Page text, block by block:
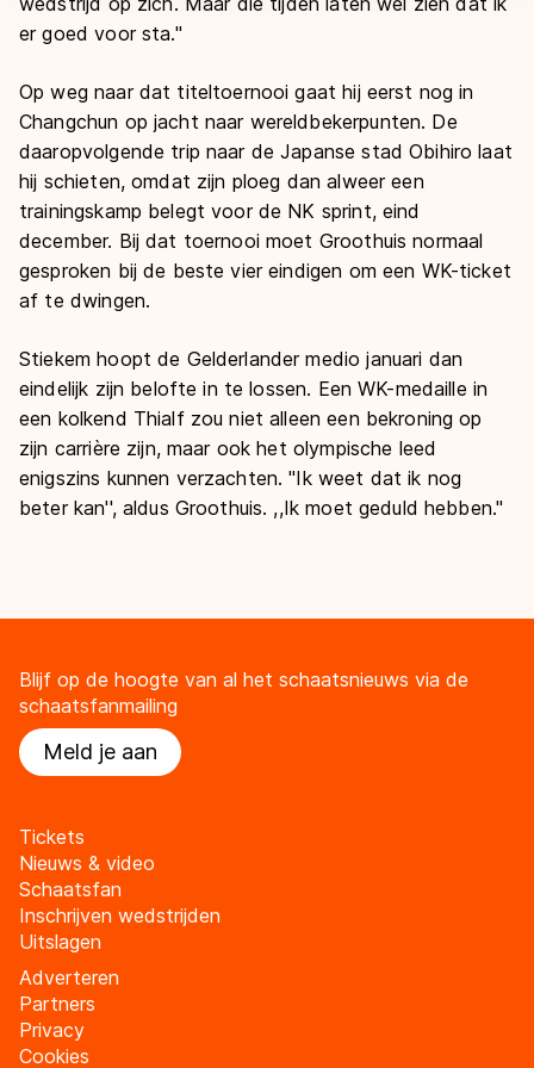
er goed voor sta.''
Op weg naar dat titeltoernooi gaat hij eerst nog in
Changchun op jacht naar wereldbekerpunten. De
daaropvolgende trip naar de Japanse stad Obihiro laat
hij schieten, omdat zijn ploeg dan alweer een
trainingskamp belegt voor de NK sprint, eind
december. Bij dat toernooi moet Groothuis normaal
gesproken bij de beste vier eindigen om een WK-ticket
af te dwingen.
Stiekem hoopt de Gelderlander medio januari dan
eindelijk zijn belofte in te lossen. Een WK-medaille in
een kolkend Thialf zou niet alleen een bekroning op
zijn carrière zijn, maar ook het olympische leed
enigszins kunnen verzachten. "Ik weet dat ik nog
beter kan'', aldus Groothuis. ,,Ik moet geduld hebben.''
Blijf op de hoogte van al het schaatsnieuws via de
schaatsfanmailing
Meld je aan
Tickets
Nieuws & video
Schaatsfan
Inschrijven wedstrijden
Uitslagen
Adverteren
Partners
Privacy
Cookies